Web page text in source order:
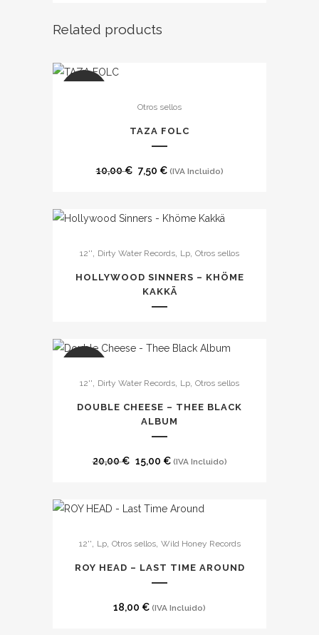
era:
Related products
Otros sellos
TAZA FOLC
10,00€ El
era:
7,50 €El
es:
(IVA Incluido)
producto
opciones
pueden
elegir
12'' Dirty Water Records Lp Otros sellos
HOLLYWOOD SINNERS – KHÖME
KAKKÄ
12'' Dirty Water Records Lp Otros sellos
DOUBLE CHEESE – THEE BLACK
ALBUM
20,00€ El
era:
15,00 €El
es:
(IVA Incluido)
12'' Lp, Otros sellos, Wild Honey Records
ROY HEAD – LAST TIME AROUND
18,00 € (IVA Incluido)